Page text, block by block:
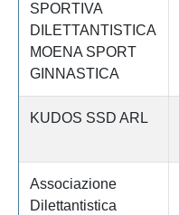
SPORTIVA
DILETTANTISTICA
MOENA SPORT
GINNASTICA
KUDOS SSD ARL
Associazione
Dilettantistica